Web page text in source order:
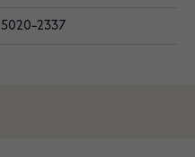
5020-2337